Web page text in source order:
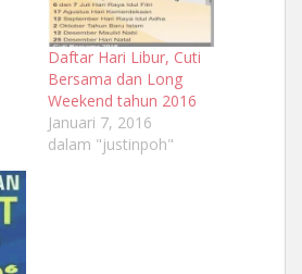
Daftar Hari Libur, Cuti
Bersama dan Long
Weekend tahun 2016
Januari 7, 2016
dalam "justinpoh"